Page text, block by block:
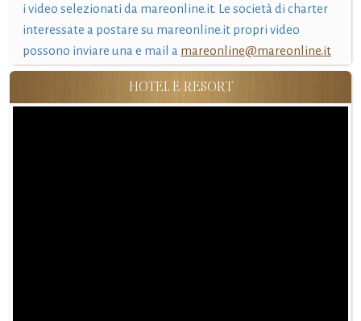
i video selezionati da mareonline.it. Le società di charter
interessate a postare su mareonline.it propri video
possono inviare una e mail a mareonline@mareonline.it
HOTEL E RESORT